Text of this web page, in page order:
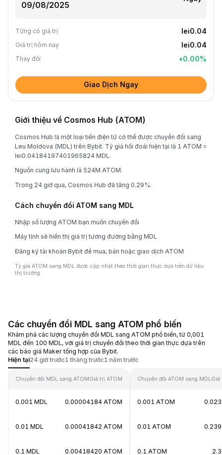
Từng có giá trị lei0.04
Giá trị hôm nay lei0.04
Thay đổi +0.00%
Giao Dịch Ngay
Giới thiệu về Cosmos Hub (ATOM)
Cosmos Hub là một loại tiền điện tử có thể được chuyển đổi sang
Leu Moldova (MDL) trên Bybit. Tỷ giá hối đoái hiện tại là 1 ATOM =
lei0.04184197401965824 MDL.
Nguồn cung lưu hành là 524M ATOM.
Trong 24 giờ qua, Cosmos Hub đã tăng 0.29%.
Cách chuyển đổi ATOM sang MDL
Nhập số lượng ATOM bạn muốn chuyển đổi
Máy tính sẽ hiển thị giá trị tương đương bằng MDL
Đăng ký tài khoản Bybit để mua, bán hoặc giao dịch ATOM
Tỷ giá ATOM sang MDL được cập nhật theo thời gian thực dựa trên dữ liệu
thị trường.
Các chuyển đổi MDL sang ATOM phổ biến
Khám phá các lượng chuyển đổi MDL sang ATOM phổ biến, từ 0,001
MDL đến 100 MDL, với giá trị chuyển đổi theo thời gian thực dựa trên
các báo giá Maker tổng hợp của Bybit.
Hiện tại24 giờ trước1 tháng trước1 năm trước
Chuyển đổi MDL sang ATOMGiá trị ATOM
0.001 MDL 0.00004184 ATOM
0.01 MDL 0.00041842 ATOM
0.1 MDL 0.00418420 ATOM
Chuyển đổi ATOM sang MDL Giá
0.001 ATOM
0.01 ATOM
0.1 ATOM